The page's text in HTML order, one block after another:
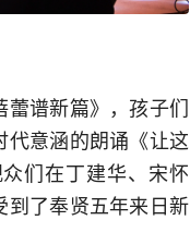
谱新篇》，孩子们
意涵的朗诵《让这
们在丁建华、宋怀
到了奉贤五年来日新